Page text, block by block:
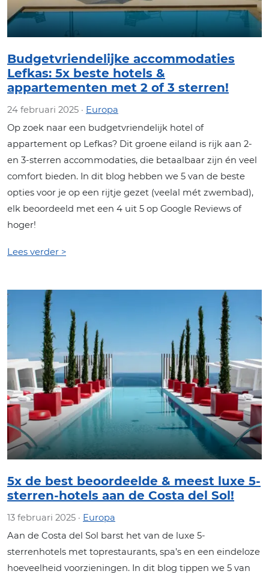
Budgetvriendelijke accommodaties
Lefkas: 5x beste hotels &
appartementen met 2 of 3 sterren!
24 februari 2025 · Europa
Op zoek naar een budgetvriendelijk hotel of
appartement op Lefkas? Dit groene eiland is rijk aan 2-
en 3-sterren accommodaties, die betaalbaar zijn én veel
comfort bieden. In dit blog hebben we 5 van de beste
opties voor je op een rijtje gezet (veelal mét zwembad),
elk beoordeeld met een 4 uit 5 op Google Reviews of
hoger!
Lees verder >
5x de best beoordeelde & meest luxe 5-
sterren-hotels aan de Costa del Sol!
13 februari 2025 · Europa
Aan de Costa del Sol barst het van de luxe 5-
sterrenhotels met toprestaurants, spa’s en een eindeloze
hoeveelheid voorzieningen. In dit blog tippen we 5 van